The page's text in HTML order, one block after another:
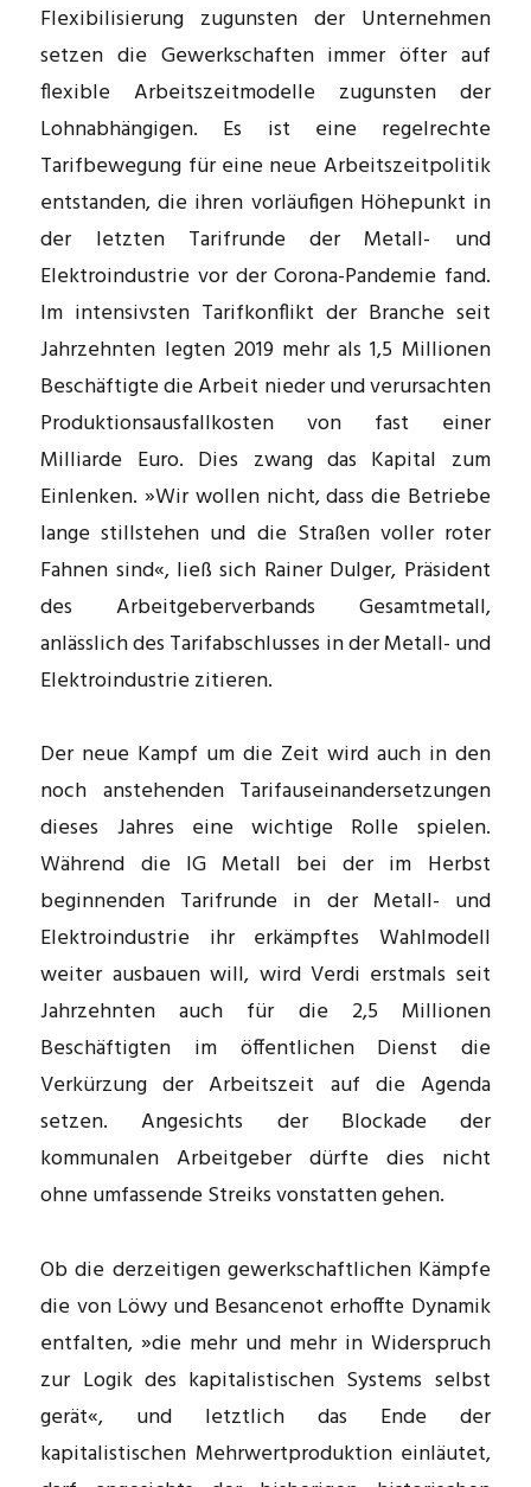
Flexibilisierung zugunsten der Unternehmen
setzen die Gewerkschaften immer öfter auf
flexible Arbeitszeitmodelle zugunsten der
Lohnabhängigen. Es ist eine regelrechte
Tarifbewegung für eine neue Arbeitszeitpolitik
entstanden, die ihren vorläufigen Höhepunkt in
der letzten Tarifrunde der Metall- und
Elektroindustrie vor der Corona-Pandemie fand.
Im intensivsten Tarifkonflikt der Branche seit
Jahrzehnten legten 2019 mehr als 1,5 Millionen
Beschäftigte die Arbeit nieder und verursachten
Produktionsausfallkosten von fast einer
Milliarde Euro. Dies zwang das Kapital zum
Einlenken. »Wir wollen nicht, dass die Betriebe
lange stillstehen und die Straßen voller roter
Fahnen sind«, ließ sich Rainer Dulger, Präsident
des Arbeitgeberverbands Gesamtmetall,
anlässlich des Tarifabschlusses in der Metall- und
Elektroindustrie zitieren.
Der neue Kampf um die Zeit wird auch in den
noch anstehenden Tarifauseinandersetzungen
dieses Jahres eine wichtige Rolle spielen.
Während die IG Metall bei der im Herbst
beginnenden Tarifrunde in der Metall- und
Elektroindustrie ihr erkämpftes Wahlmodell
weiter ausbauen will, wird Verdi erstmals seit
Jahrzehnten auch für die 2,5 Millionen
Beschäftigten im öffentlichen Dienst die
Verkürzung der Arbeitszeit auf die Agenda
setzen. Angesichts der Blockade der
kommunalen Arbeitgeber dürfte dies nicht
ohne umfassende Streiks vonstatten gehen.
Ob die derzeitigen gewerkschaftlichen Kämpfe
die von Löwy und Besancenot erhoffte Dynamik
entfalten, »die mehr und mehr in Widerspruch
zur Logik des kapitalistischen Systems selbst
gerät«, und letztlich das Ende der
kapitalistischen Mehrwertproduktion einläutet,